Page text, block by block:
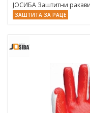
ЈОСИБА Заштитни
ЗАШТИТА ЗА РАЦЕ